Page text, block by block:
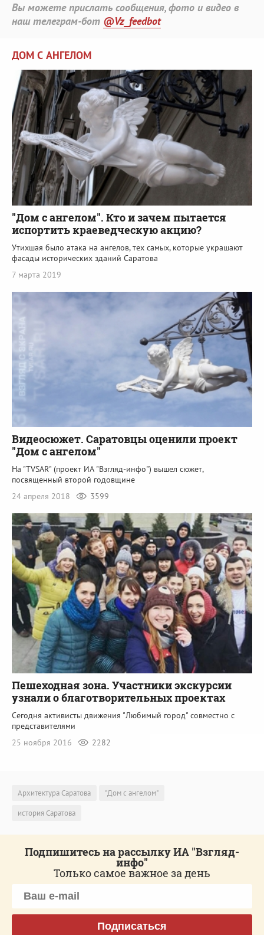
Вы можете прислать сообщения, фото и видео в
наш телеграм-бот @Vz_feedbot
ДОМ С АНГЕЛОМ
"Дом с ангелом". Кто и зачем пытается
испортить краеведческую акцию?
Утихшая было атака на ангелов, тех самых, которые украшают
фасады исторических зданий Саратова
7 марта 2019
Видеосюжет. Саратовцы оценили проект
"Дом с ангелом"
На "TVSAR" (проект ИА "Взгляд-инфо") вышел сюжет,
посвященный второй годовщине
24 апреля 2018
3599
Пешеходная зона. Участники экскурсии
узнали о благотворительных проектах
Сегодня активисты движения "Любимый город" совместно с
представителями
25 ноября 2016
2282
Архитектура Саратова
"Дом с ангелом"
история Саратова
Подпишитесь на рассылку ИА "Взгляд-
инфо"
Только самое важное за день
Подписаться